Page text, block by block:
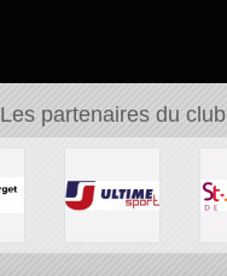
Les partenaires du club